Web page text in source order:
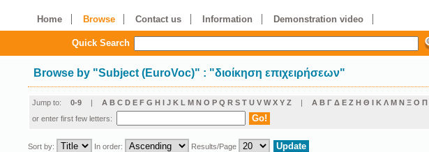
Home Browse Contact us Information Demonstration video
Quick Search
Browse by "Subject (EuroVoc)" : "διοίκηση επιχειρήσεων"
Jump to: 0-9 | A B C D E F G H I J K L M N O P Q R S T U V W X Y Z | Α Β Γ Δ Ε Ζ Η Θ Ι Κ Λ Μ Ν Ξ Ο Π
or enter first few letters:
Sort by: In order: Results/Page